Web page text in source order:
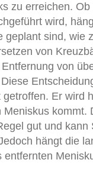
zu erreichen. Ob
wird,
geplant sind, wie
von
von
Er wird
kommt.
gut und kann
hängt die